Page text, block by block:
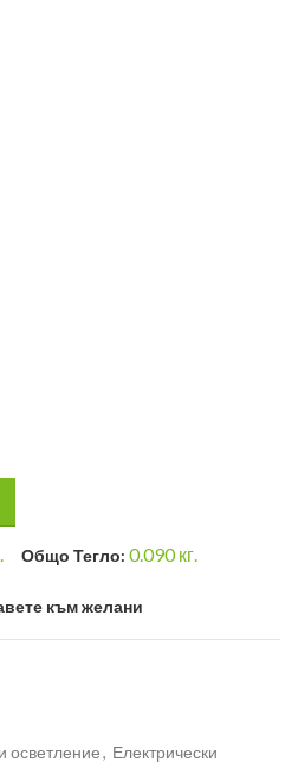
Общо Тегло: 0.090кг.
към желани
осветление, Електрически